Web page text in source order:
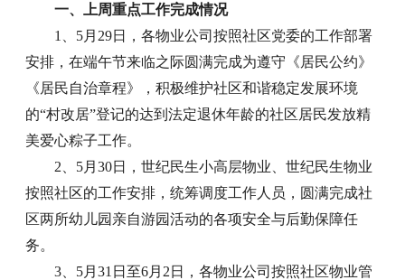
一、上周重点工作完成情况
1、5月29日，各物业公司按照社区党委的工作部署
安排，在端午节来临之际圆满完成为遵守《居民公约》
《居民自治章程》，积极维护社区和谐稳定发展环境
的“村改居”登记的达到法定退休年龄的社区居民发放精
美爱心粽子工作。
2、5月30日，世纪民生小高层物业、世纪民生物业
按照社区的工作安排，统筹调度工作人员，圆满完成社
区两所幼儿园亲自游园活动的各项安全与后勤保障任
务。
3、5月31日至6月2日，各物业公司按照社区物业管